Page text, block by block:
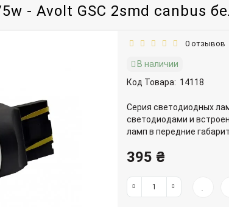
- Avolt GSC 2smd canbus
0 отзывов
В наличии
Код Товара: 14118
Серия светодиодных
светодиодами и
ламп в передние
395 ₴